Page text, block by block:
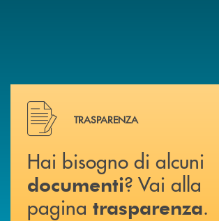
Hai bisogno di alcuni documenti ?
TRASPARENZA
Hai bisogno di alcuni
documenti? Vai alla
pagina trasparenza.